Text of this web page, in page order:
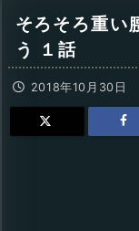
そろそろ重い
う １話
2018年10月30日